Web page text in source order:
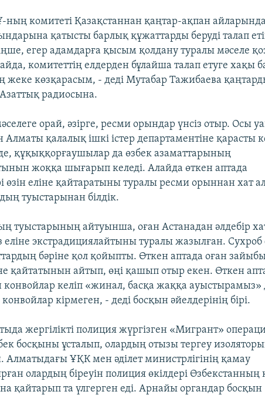
ның комитеті Қазақстаннан қаңтар-ақпан
қатысты барлық құжаттарды беруді талап
егер адамдарға қысым қолдану туралы мәселе
комитеттің елдерден бұлайша талап етуге хақы
жеке көзқарасым, - деді Мутабар Тажибаева
радиосына.
орай, әзірге, ресми орындар үнсіз отыр. Осы
Алматы қалалық ішкі істер департаментіне қарасты
құқыққорғаушылар да өзбек азаматтарының
жоққа шығарып келеді. Алайда өткен аптада
өзін еліне қайтаратыны туралы ресми орыннан хат
туыстарынан білдік.
туыстарының айтуынша, оған Астанадан әлдебір
еліне экстрадициялайтыны туралы жазылған. Сухроб
бәріне қол қойыпты. Өткен аптада оған
қайтатынын айтып, өңі қашып отыр екен. Өткен
конвойлар келіп «жинал, басқа жаққа ауыстырамыз»
кірмеген, - деді босқын әйелдерінің бірі.
жергілікті полиция жүргізген «Мигрант»
босқыны ұсталып, олардың отызы тергеу
Алматыдағы ҰҚК мен әділет министрлігінің қамау
олардың біреуін полиция өкілдері Өзбекстанның
қайтарып та үлгерген еді. Арнайы органдар босқын